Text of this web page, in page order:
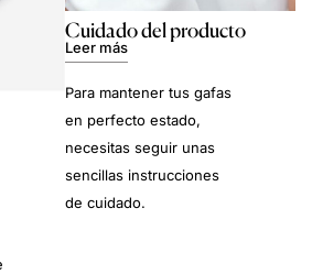
Cuidado del producto
Leer más
Para mantener tus gafas
en perfecto estado,
necesitas seguir unas
sencillas instrucciones
de cuidado.